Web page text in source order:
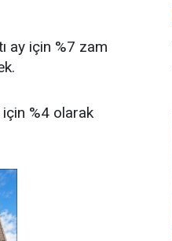
ay için %7 zam
için %4 olarak